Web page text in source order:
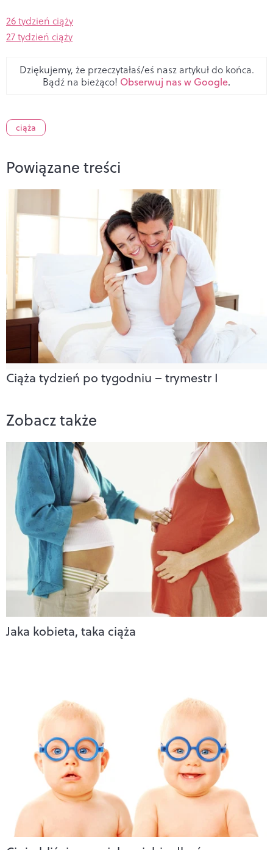
26 tydzień ciąży
27 tydzień ciąży
Dziękujemy, że przeczytałaś/eś nasz artykuł do końca.
Bądź na bieżąco! Obserwuj nas w Google.
ciąża
Powiązane treści
Ciąża tydzień po tygodniu – trymestr I
Zobacz także
Jaka kobieta, taka ciąża